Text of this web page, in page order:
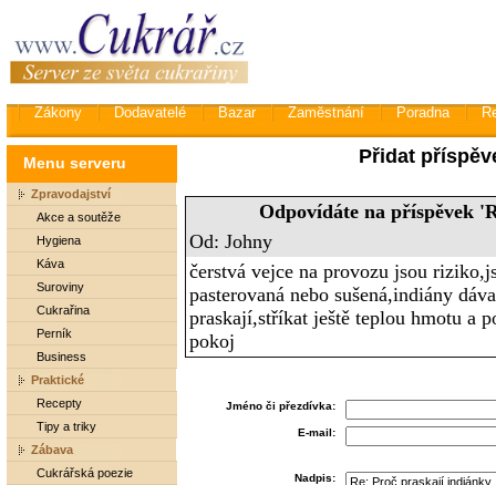
Zákony Dodavatelé Bazar Zaměstnání Poradna
Menu serveru
Zpravodajství
Akce a soutěže
Hygiena
Káva
Suroviny
Cukrařina
Perník
Business
Praktické
Recepty
Tipy a triky
Zábava
Cukrářská poezie
Přidat
Odpovídáte na příspěvek
Od: Johny
čerstvá vejce na provozu jsou
pasterovaná nebo sušená,indiány
praskají,stříkat ještě teplou hmotu a
pokoj
Jméno či přezdívka:
E-mail:
Nadpis: